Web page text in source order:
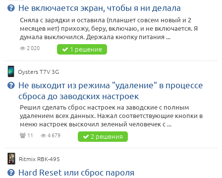
Не включается экран, чтобы я ни делала
Сняла с зарядки и оставила (планшет совсем новый и 2
месяцев нет) прихожу, беру, включаю, и не включается. Я
думала выключился. Держала кнопку питания ...
2 020 1 решение
Oysters T7V 3G
Не выходит из режима "удаление" в процессе
сброса до заводских настроек
Решил сделать сброс настроек на заводские с полным
удалением всех данных. Нажал соответствующие кнопки в
меню настроек выскочил зеленый человечек с ...
11 4 679 2 решения
Ritmix RBK-495
Hard Reset или сброс пароля